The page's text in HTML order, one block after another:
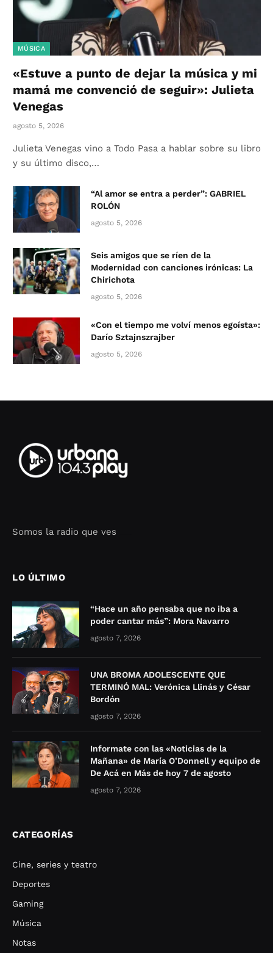
MÚSICA
«Estuve a punto de dejar la música y mi
mamá me convenció de seguir»: Julieta
Venegas
agosto 5, 2026
Julieta Venegas vino a Todo Pasa a hablar sobre su libro
y su último disco,…
“Al amor se entra a perder”: GABRIEL
ROLÓN
agosto 5, 2026
Seis amigos que se ríen de la
Modernidad con canciones irónicas: La
Chirichota
agosto 5, 2026
«Con el tiempo me volví menos egoísta»:
Darío Sztajnszrajber
agosto 5, 2026
Somos la radio que ves
LO ÚLTIMO
“Hace un año pensaba que no iba a
poder cantar más”: Mora Navarro
agosto 7, 2026
UNA BROMA ADOLESCENTE QUE
TERMINÓ MAL: Verónica Llinás y César
Bordón
agosto 7, 2026
Informate con las «Noticias de la
Mañana» de María O’Donnell y equipo de
De Acá en Más de hoy 7 de agosto
agosto 7, 2026
CATEGORÍAS
Cine, series y teatro
Deportes
Gaming
Música
Notas